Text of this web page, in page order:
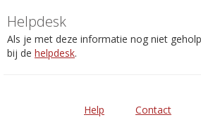
Helpdesk
Als je met deze informatie nog niet
bij de helpdesk.
Help Contact